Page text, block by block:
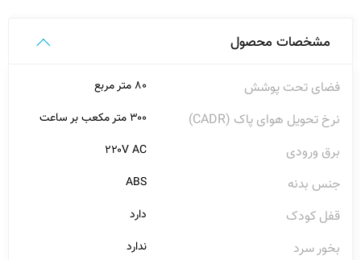
مشخصات محصول
فضای تحت پوشش ۸۰ متر مربع
نرخ تحویل هوای پاک (CADR) ۳۰۰ متر مکعب بر ساعت
برق ورودی ۲۲۰V AC
جنس بدنه ABS
قفل کودک دارد
بخور سرد ندارد